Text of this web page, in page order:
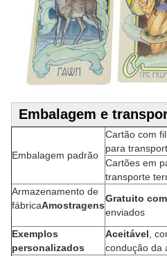
Embalagem e
Embalagem padrão
Cartão com
para
Cartões em
transporte
Armazenamento de
fábricaAmostragens
Gratuito
enviados
Exemplos
personalizados
Aceitável,
condução da